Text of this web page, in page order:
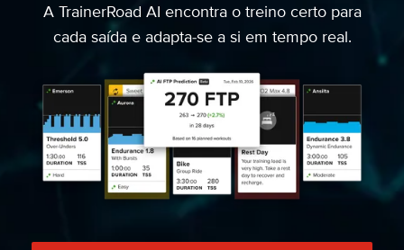
A TrainerRoad AI encontra o treino certo para
cada saída e adapta-se a si em tempo real.